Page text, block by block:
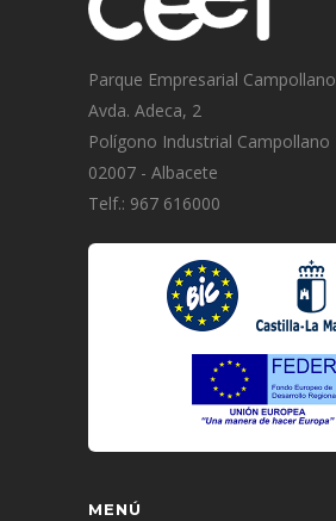
Parque Empresarial Campollano
Avda. Adeca, 2
Polígono Industrial Campollano
02007 - Albacete
Telf.: 967 616000
MENÚ